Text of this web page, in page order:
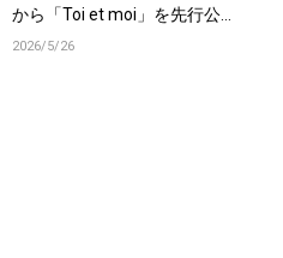
から「Toi et moi」を先行公
開！
2026/5/26